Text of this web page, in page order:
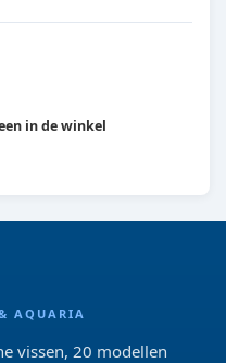
in de winkel
AQUARIA
vissen, 20 modellen